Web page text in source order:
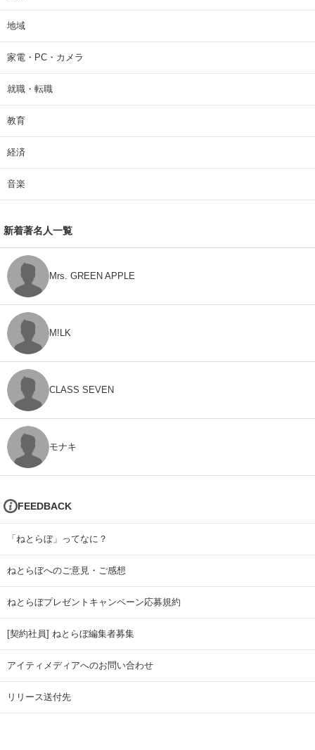
地域
家電・PC・カメラ
就職・転職
教育
経済
音楽
新着著名人一覧
Mrs. GREEN APPLE
M!LK
CLASS SEVEN
モナキ
FEEDBACK
「ねとらぼ」ってなに？
ねとらぼへのご意見・ご感想
ねとらぼプレゼントキャンペーン応募規約
[契約社員] ねとらぼ編集者募集
アイティメディアへのお問い合わせ
リリース送付先